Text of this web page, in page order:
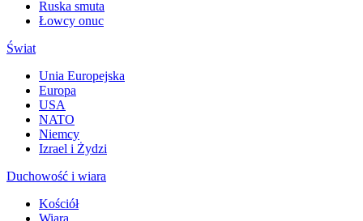
Ruska smuta
Łowcy onuc
Świat
Unia Europejska
Europa
USA
NATO
Niemcy
Izrael i Żydzi
Duchowość i wiara
Kościół
Wiara